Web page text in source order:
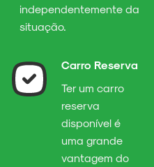
independentemente da
situação.
Carro Reserva
Ter um carro
reserva
disponível é
uma grande
vantagem do